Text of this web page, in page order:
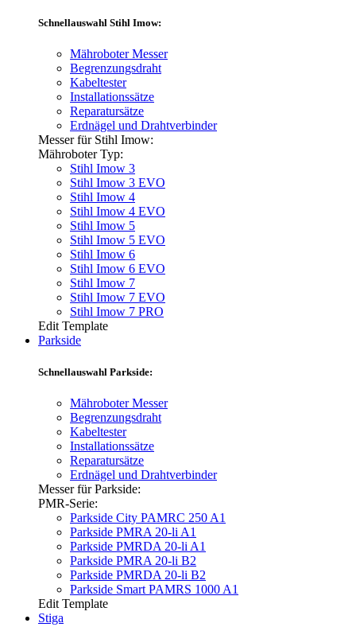
Schnellauswahl Stihl Imow:
Mähroboter Messer
Begrenzungsdraht
Kabeltester
Installationssätze
Reparatursätze
Erdnägel und Drahtverbinder
Messer für Stihl Imow:
Mähroboter Typ:
Stihl Imow 3
Stihl Imow 3 EVO
Stihl Imow 4
Stihl Imow 4 EVO
Stihl Imow 5
Stihl Imow 5 EVO
Stihl Imow 6
Stihl Imow 6 EVO
Stihl Imow 7
Stihl Imow 7 EVO
Stihl Imow 7 PRO
Edit Template
Parkside
Schnellauswahl Parkside:
Mähroboter Messer
Begrenzungsdraht
Kabeltester
Installationssätze
Reparatursätze
Erdnägel und Drahtverbinder
Messer für Parkside:
PMR-Serie:
Parkside City PAMRC 250 A1
Parkside PMRA 20-li A1
Parkside PMRDA 20-li A1
Parkside PMRA 20-li B2
Parkside PMRDA 20-li B2
Parkside Smart PAMRS 1000 A1
Edit Template
Stiga